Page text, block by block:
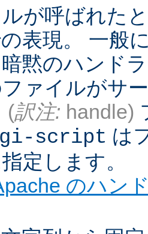
が呼ばれた
表現。 一般
黙のハンド
ァイルがサ
(訳注: handle)
script は
定します。
のハン